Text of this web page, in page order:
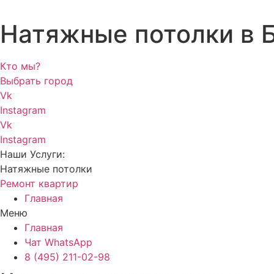
Натяжные потолки в
Кто мы?
Выбрать город
Vk
Instagram
Vk
Instagram
Наши Услуги:
Натяжные потолки
Ремонт квартир
Главная
Меню
Главная
Чат WhatsApp
8 (495) 211-02-98